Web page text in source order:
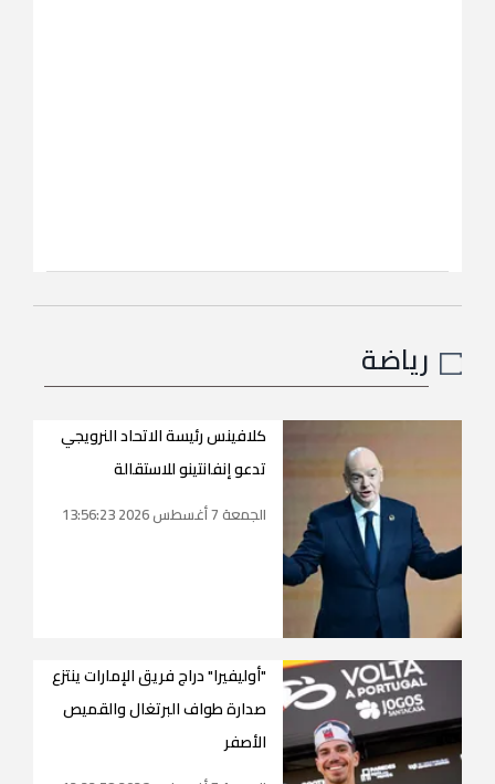
رياضة
كلافينس رئيسة الاتحاد النرويجي
تدعو إنفانتينو للاستقالة
الجمعة 7 أغسطس 2026 13:56:23
"أوليفيرا" دراج فريق الإمارات ينتزع
صدارة طواف البرتغال والقميص
الأصفر